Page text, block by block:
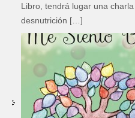
Libro, tendrá lugar una
desnutrición […]